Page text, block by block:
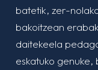
batetik, zer-
bakoitzean
daitekeela
eskatuko genuke,